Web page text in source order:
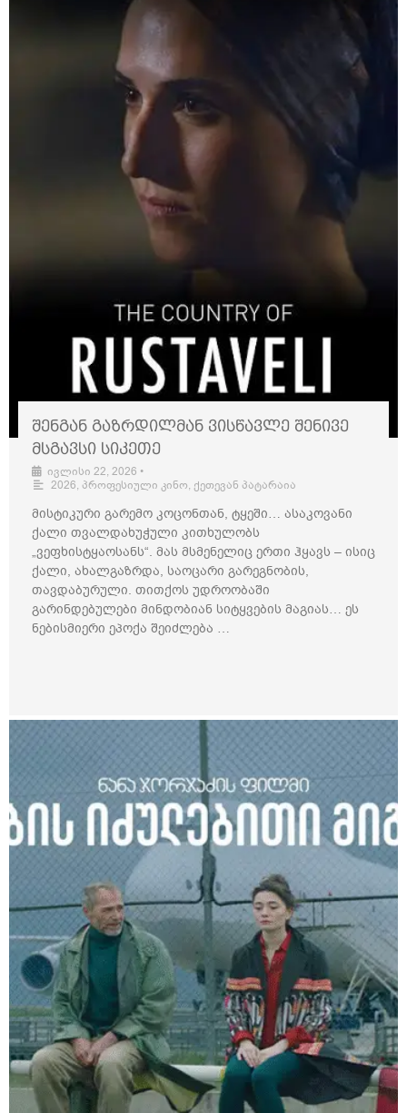
შენგან გაზრდილმან ვისწავლე შენივე
მსგავსი სიკეთე
ივლისი 22, 2026 •
2026, პროფესიული კინო, ქეთევან პატარაია
მისტიკური გარემო კოცონთან, ტყეში… ასაკოვანი
ქალი თვალდახუჭული კითხულობს
„ვეფხისტყაოსანს“. მას მსმენელიც ერთი ჰყავს – ისიც
ქალი, ახალგაზრდა, საოცარი გარეგნობის,
თავდაბურული. თითქოს უდროობაში
გარინდებულები მინდობიან სიტყვების მაგიას… ეს
ნებისმიერი ეპოქა შეიძლება …